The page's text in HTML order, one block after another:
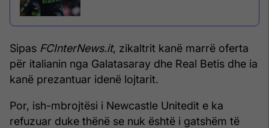
Sipas FCInterNews.it, zikaltrit kanë marrë oferta
për italianin nga Galatasaray dhe Real Betis dhe ia
kanë prezantuar idenë lojtarit.
Por, ish-mbrojtësi i Newcastle Unitedit e ka
refuzuar duke thënë se nuk është i gatshëm të